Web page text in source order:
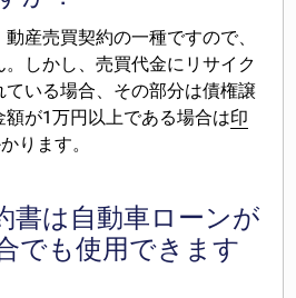
産売買契約の一種ですので、
しかし、売買代金にリサイク
いる場合、その部分は債権譲
が1万円以上である場合は印
ります。
書は自動車ローンが
でも使用できます